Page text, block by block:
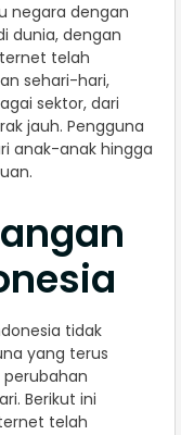
negara dengan
dunia, dengan
telah
sehari-hari,
sektor, dari
jauh. Pengguna
anak-anak hingga
tidak
yang terus
Berikut ini
telah